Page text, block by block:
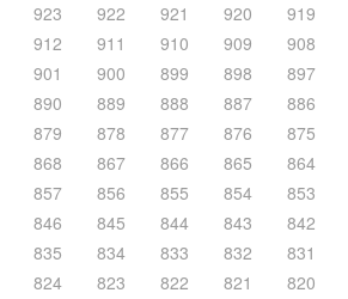
923 922 921 920 919
912 911 910 909 908
901 900 899 898 897
890 889 888 887 886
879 878 877 876 875
868 867 866 865 864
857 856 855 854 853
846 845 844 843 842
835 834 833 832 831
824 823 822 821 820